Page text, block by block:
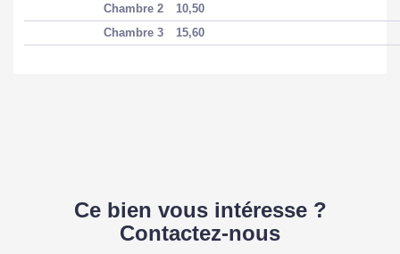
Chambre 2
10,50
Chambre 3
15,60
Ce bien vous intéresse ?
Contactez-nous